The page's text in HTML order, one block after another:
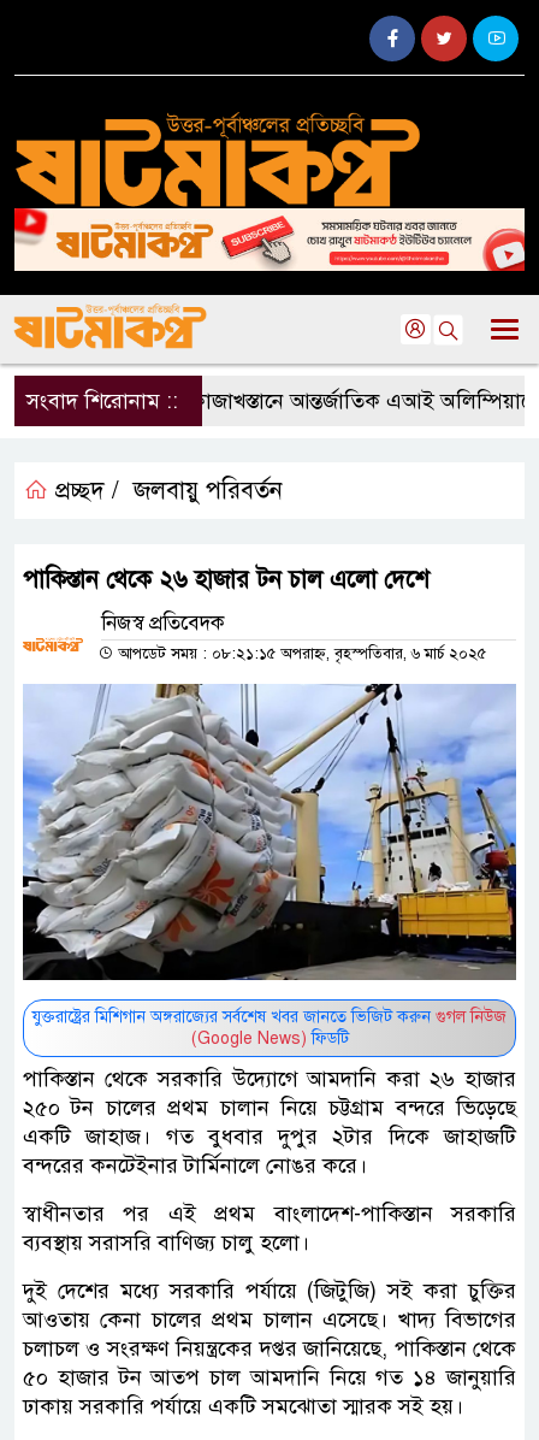
সংবাদ শিরোনাম ::কাজাখস্তানে আন্তর্জাতিক এআই অলিম্পিয়াডে
প্রচ্ছদ / জলবায়ু পরিবর্তন
পাকিস্তান থেকে ২৬ হাজার টন চাল এলো দেশে
নিজস্ব প্রতিবেদক
আপডেট সময় : ০৮:২১:১৫ অপরাহ্ন, বৃহস্পতিবার, ৬ মার্চ ২০২৫
যুক্তরাষ্ট্রের মিশিগান অঙ্গরাজ্যের সর্বশেষ খবর জানতে ভিজিট করুন গুগল নিউজ
(Google News) ফিডটি
পাকিস্তান থেকে সরকারি উদ্যোগে আমদানি করা ২৬ হাজার
২৫০ টন চালের প্রথম চালান নিয়ে চট্টগ্রাম বন্দরে ভিড়েছে
একটি জাহাজ। গত বুধবার দুপুর ২টার দিকে জাহাজটি
বন্দরের কনটেইনার টার্মিনালে নোঙর করে।
স্বাধীনতার পর এই প্রথম বাংলাদেশ-পাকিস্তান সরকারি
ব্যবস্থায় সরাসরি বাণিজ্য চালু হলো।
দুই দেশের মধ্যে সরকারি পর্যায়ে (জিটুজি) সই করা চুক্তির
আওতায় কেনা চালের প্রথম চালান এসেছে। খাদ্য বিভাগের
চলাচল ও সংরক্ষণ নিয়ন্ত্রকের দপ্তর জানিয়েছে, পাকিস্তান থেকে
৫০ হাজার টন আতপ চাল আমদানি নিয়ে গত ১৪ জানুয়ারি
ঢাকায় সরকারি পর্যায়ে একটি সমঝোতা স্মারক সই হয়।